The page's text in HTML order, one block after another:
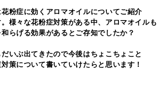
粉症に効くアロマオイルについてご紹介
。様々な花粉症対策がある中、アロマオイルも
らげる効果があるとご存知でしたか？
いぶ出てきたので今後はちょこちょこと
策について書いていけたらと思います！